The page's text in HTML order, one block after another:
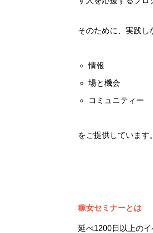
そのために、実践し
情報
場と機会
コミュニティー
をご提供しています。
稼女セミナーとは
延べ1200日以上のイ